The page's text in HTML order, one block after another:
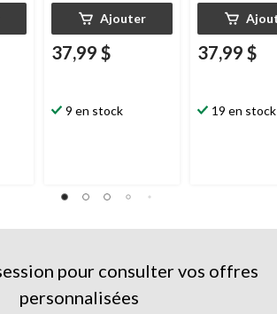
Ajouter
37,99 $
9 en stock
37,99 $
19 en stock
pour consulter vos offres
personnalisées